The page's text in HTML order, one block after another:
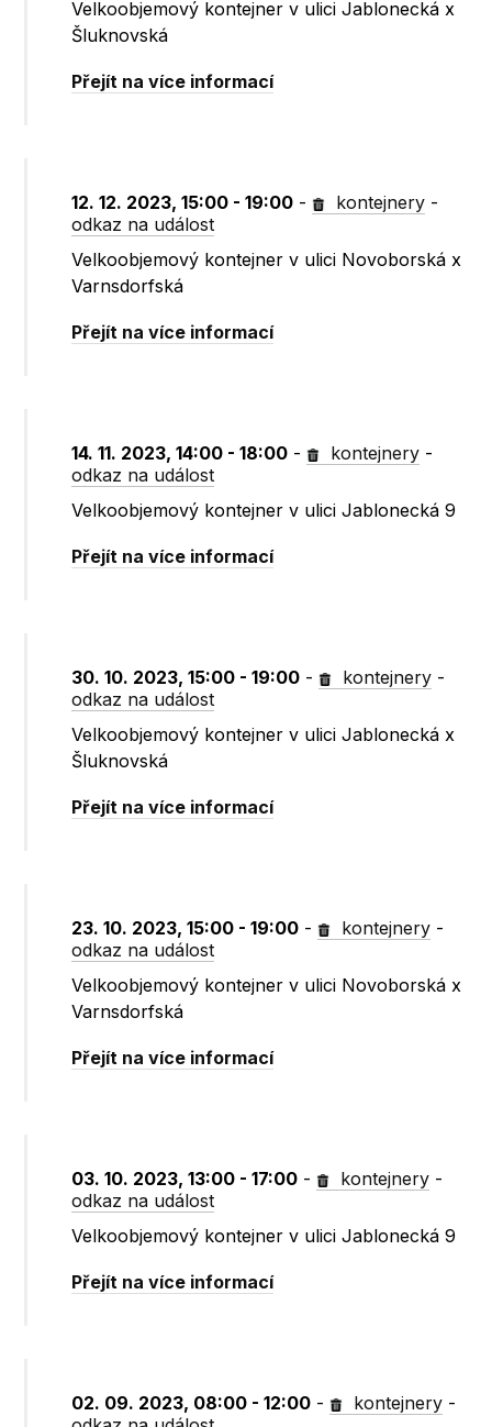
Velkoobjemový kontejner v ulici Jablonecká x
Šluknovská
Přejít na více informací
12. 12. 2023, 15:00 - 19:00 - kontejnery -
odkaz na událost
Velkoobjemový kontejner v ulici Novoborská x
Varnsdorfská
Přejít na více informací
14. 11. 2023, 14:00 - 18:00 - kontejnery -
odkaz na událost
Velkoobjemový kontejner v ulici Jablonecká 9
Přejít na více informací
30. 10. 2023, 15:00 - 19:00 - kontejnery -
odkaz na událost
Velkoobjemový kontejner v ulici Jablonecká x
Šluknovská
Přejít na více informací
23. 10. 2023, 15:00 - 19:00 - kontejnery -
odkaz na událost
Velkoobjemový kontejner v ulici Novoborská x
Varnsdorfská
Přejít na více informací
03. 10. 2023, 13:00 - 17:00 - kontejnery -
odkaz na událost
Velkoobjemový kontejner v ulici Jablonecká 9
Přejít na více informací
02. 09. 2023, 08:00 - 12:00 - kontejnery -